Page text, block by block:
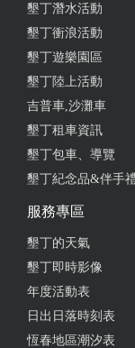
不要看外觀
味好、選擇
加蛋果然
頭清爽喝
喝，炸春捲
墾丁潛水活動
墾丁衝浪活動
墾丁遊樂園區
墾丁陸上活動
吉普車,沙灘車
墾丁租車資訊
墾丁包車、導覽
墾丁紀念品&伴手
服務專區
墾丁的天氣
墾丁即時影像
年度活動表
日出日落時刻表
恆春地區潮汐表